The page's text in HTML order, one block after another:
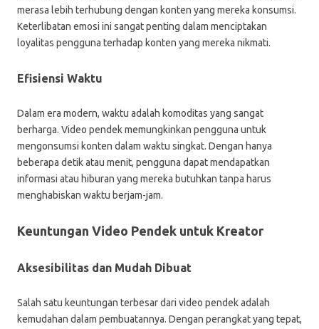
merasa lebih terhubung dengan konten yang mereka konsumsi.
Keterlibatan emosi ini sangat penting dalam menciptakan
loyalitas pengguna terhadap konten yang mereka nikmati.
Efisiensi Waktu
Dalam era modern, waktu adalah komoditas yang sangat
berharga. Video pendek memungkinkan pengguna untuk
mengonsumsi konten dalam waktu singkat. Dengan hanya
beberapa detik atau menit, pengguna dapat mendapatkan
informasi atau hiburan yang mereka butuhkan tanpa harus
menghabiskan waktu berjam-jam.
Keuntungan Video Pendek untuk Kreator
Aksesibilitas dan Mudah Dibuat
Salah satu keuntungan terbesar dari video pendek adalah
kemudahan dalam pembuatannya. Dengan perangkat yang tepat,